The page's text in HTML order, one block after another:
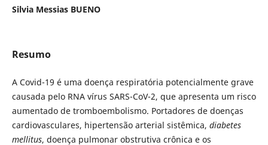
Silvia Messias BUENO
Resumo
A Covid-19 é uma doença respiratória potencialmente grave
causada pelo RNA vírus SARS-CoV-2, que apresenta um risco
aumentado de tromboembolismo. Portadores de doenças
cardiovasculares, hipertensão arterial sistêmica, diabetes
mellitus, doença pulmonar obstrutiva crônica e os